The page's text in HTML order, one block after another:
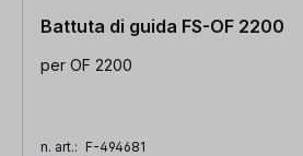
Battuta di guida FS-OF 2200
per OF 2200
n. art.: F-494681